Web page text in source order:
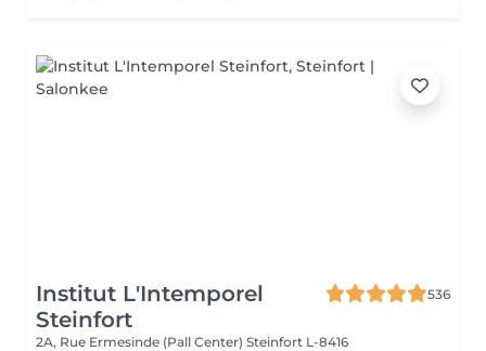
Institut L'Intemporel
Steinfort
536
2A, Rue Ermesinde (Pall Center) Steinfort L-8416